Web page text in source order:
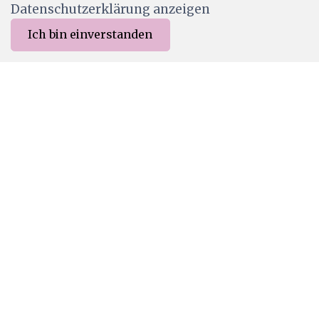
Merkliste Menu
Datenschutzerklärung anzeigen
Ich bin einverstanden